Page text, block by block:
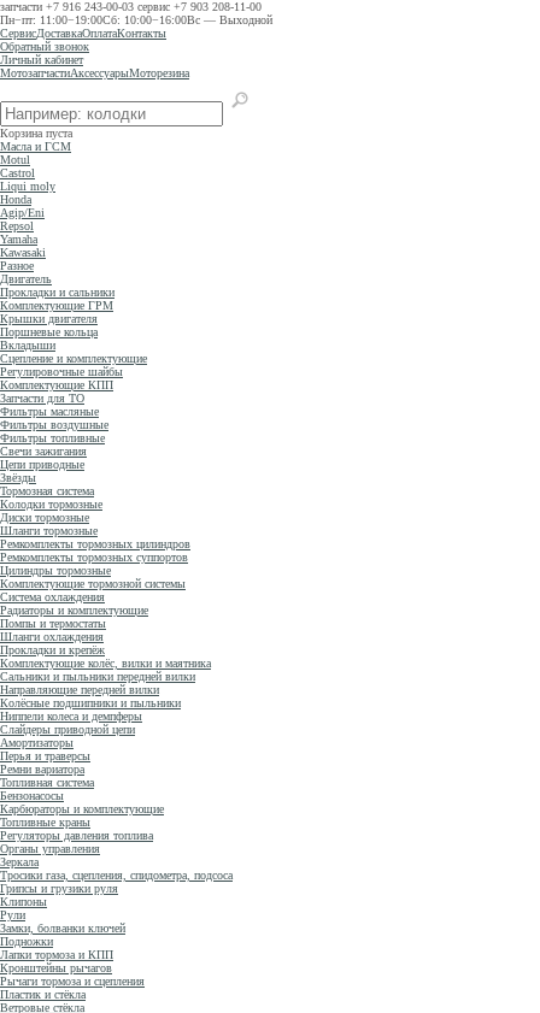
запчасти +7 916 243-00-03 сервис +7 903 208-11-00
Пн−пт: 11:00−19:00Сб: 10:00−16:00Вс — Выходной
СервисДоставкаОплатаКонтакты
Обратный звонок
Личный кабинет
МотозапчастиАксессуарыМоторезина
Корзина пуста
Масла и ГСМ
Motul
Castrol
Liqui moly
Honda
Agip/Eni
Repsol
Yamaha
Kawasaki
Разное
Двигатель
Прокладки и сальники
Комплектующие ГРМ
Крышки двигателя
Поршневые кольца
Вкладыши
Сцепление и комплектующие
Регулировочные шайбы
Комплектующие КПП
Запчасти для ТО
Фильтры масляные
Фильтры воздушные
Фильтры топливные
Свечи зажигания
Цепи приводные
Звёзды
Тормозная система
Колодки тормозные
Диски тормозные
Шланги тормозные
Ремкомплекты тормозных цилиндров
Ремкомплекты тормозных суппортов
Цилиндры тормозные
Комплектующие тормозной системы
Система охлаждения
Радиаторы и комплектующие
Помпы и термостаты
Шланги охлаждения
Прокладки и крепёж
Комплектующие колёс, вилки и маятника
Сальники и пыльники передней вилки
Направляющие передней вилки
Колёсные подшипники и пыльники
Ниппели колеса и демпферы
Слайдеры приводной цепи
Амортизаторы
Перья и траверсы
Ремни вариатора
Топливная система
Бензонасосы
Карбюраторы и комплектующие
Топливные краны
Регуляторы давления топлива
Органы управления
Зеркала
Тросики газа, сцепления, спидометра, подсоса
Грипсы и грузики руля
Клипоны
Рули
Замки, болванки ключей
Подножки
Лапки тормоза и КПП
Кронштейны рычагов
Рычаги тормоза и сцепления
Пластик и стёкла
Ветровые стёкла